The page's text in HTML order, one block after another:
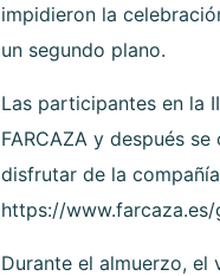
impidieron la
un segundo plano.
Las participantes en la
FARCAZA y después
disfrutar de la
https://
Durante el almuerzo, el